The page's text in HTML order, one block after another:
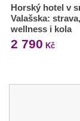
Horský hotel v
Valašska: strava,
wellness i kola
2 790 Kč